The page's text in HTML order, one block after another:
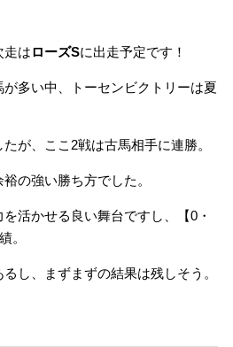
走はローズSに出走予定です！
多い中、トーセンビクトリーは夏
が、ここ2戦は古馬相手に連勝。
の強い勝ち方でした。
活かせる良い舞台ですし、【0・
。
し、まずまずの結果は残しそう。